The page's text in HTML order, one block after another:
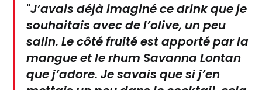
"J’avais déjà imaginé ce drink que je
souhaitais avec de l’olive, un peu
salin. Le côté fruité est apporté par la
mangue et le rhum Savanna Lontan
que j’adore. Je savais que si j’en